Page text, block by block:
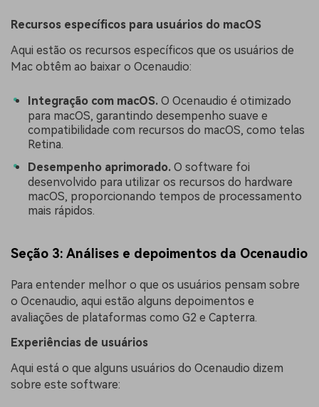
Recursos específicos para usuários do macOS
Aqui estão os recursos específicos que os usuários de
Mac obtêm ao baixar o Ocenaudio:
Integração com macOS. O Ocenaudio é otimizado
para macOS, garantindo desempenho suave e
compatibilidade com recursos do macOS, como telas
Retina.
Desempenho aprimorado. O software foi
desenvolvido para utilizar os recursos do hardware
macOS, proporcionando tempos de processamento
mais rápidos.
Seção 3: Análises e depoimentos da Ocenaudio
Para entender melhor o que os usuários pensam sobre
o Ocenaudio, aqui estão alguns depoimentos e
avaliações de plataformas como G2 e Capterra.
Experiências de usuários
Aqui está o que alguns usuários do Ocenaudio dizem
sobre este software: